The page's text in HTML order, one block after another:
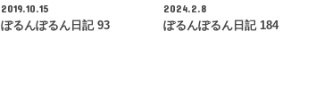
2019.10.15
ぽるんぽるん日記 93
2024.2.8
ぽるんぽるん日記 184